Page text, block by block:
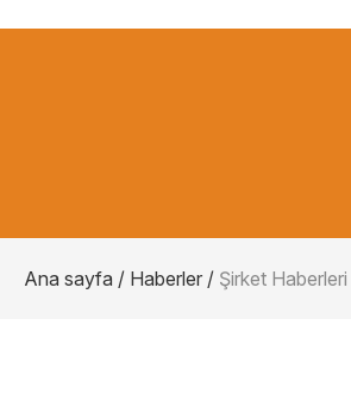
Ana sayfa / Haberler / Şirket Haberleri